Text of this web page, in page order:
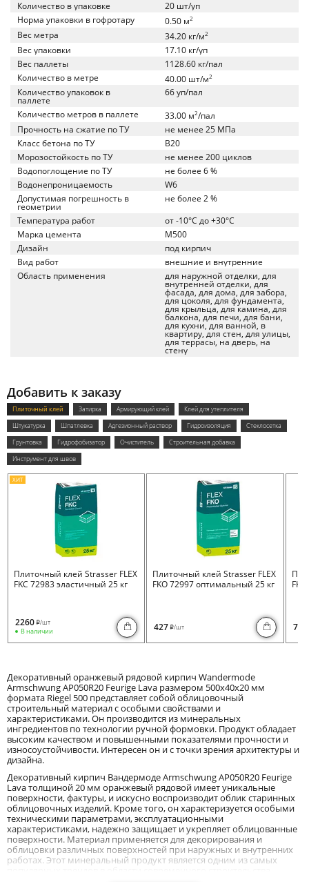
Количество в упаковке
20 шт/уп
Норма упаковки в гофротару
0.50 м2
Вес метра 34.20 кг/м2
Вес упаковки
17.10 кг/уп
Вес паллеты
1128.60 кг/пал
Количество в метре
40.00 шт/м2
Количество упаковок в
паллете
66 уп/пал
Количество метров в паллете 33.00 м2/пал
Прочность на сжатие по ТУ
не менее 25 МПа
Класс бетона по ТУ
B20
Морозостойкость по ТУ
не менее 200 циклов
Водопоглощение по ТУ
не более 6 %
Водонепроницаемость
W6
Допустимая погрешность в
геометрии
не более 2 %
Температура работ
от -10°C до +30°C
Марка цемента
M500
Дизайн
под кирпич
Вид работ
внешние и внутренние
Область применения
для наружной отделки, для
внутренней отделки, для
фасада, для дома, для забора,
для цоколя, для фундамента,
для крыльца, для камина, для
балкона, для печи, для бани,
для кухни, для ванной, в
квартиру, для стен, для улицы,
для террасы, на дверь, на
стену
Добавить к заказу
Плиточный клей Затирка Армирующий клей
Клей для утеплителя
Штукатурка
Шпатлевка Адгезионный раствор Гидроизоляция
Стеклосетка
Грунтовка
Гидрофобизатор Очиститель
Строительная добавка
Инструмент для швов
ХИТ
Плиточный клей Strasser FLEX
FKC 72983 эластичный 25 кг
2260 i/шт
В наличии
Плиточный клей Strasser FLEX
FKO 72997 оптимальный 25 кг
427 i/шт 730
Декоративный оранжевый рядовой кирпич Wandermode
Armschwung AP050R20 Feurige Lava размером 500x40x20 мм
формата Riegel 500 представляет собой облицовочный
строительный материал с особыми свойствами и
характеристиками. Он производится из минеральных
ингредиентов по технологии ручной формовки. Продукт обладает
высоким качеством и повышенными показателями прочности и
износоустойчивости. Интересен он и с точки зрения архитектуры и
дизайна.
Декоративный кирпич Вандермоде Armschwung AP050R20 Feurige
Lava толщиной 20 мм оранжевый рядовой имеет уникальные
поверхности, фактуры, и искусно воспроизводит облик старинных
облицовочных изделий. Кроме того, он характеризуется особыми
техническими параметрами, эксплуатационными
характеристиками, надежно защищает и укрепляет облицованные
поверхности. Материал применяется для декорирования и
облицовки различных поверхностей при наружных и внутренних
работах. Этот минеральный продукт является одним из самых